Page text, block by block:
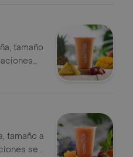
tamaño
por lo
tamaño a
se